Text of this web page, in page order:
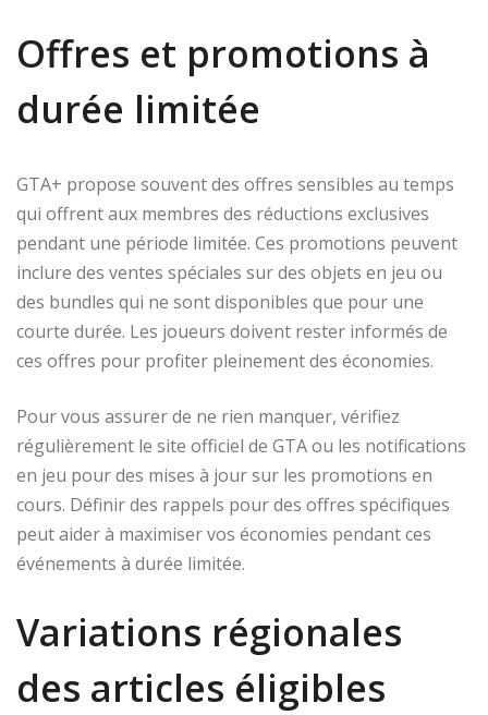
Offres et promotions à
durée limitée
GTA+ propose souvent des offres sensibles au temps
qui offrent aux membres des réductions exclusives
pendant une période limitée. Ces promotions peuvent
inclure des ventes spéciales sur des objets en jeu ou
des bundles qui ne sont disponibles que pour une
courte durée. Les joueurs doivent rester informés de
ces offres pour profiter pleinement des économies.
Pour vous assurer de ne rien manquer, vérifiez
régulièrement le site officiel de GTA ou les notifications
en jeu pour des mises à jour sur les promotions en
cours. Définir des rappels pour des offres spécifiques
peut aider à maximiser vos économies pendant ces
événements à durée limitée.
Variations régionales
des articles éligibles